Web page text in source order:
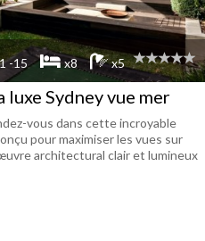
1 -15 x8 x5
Sydney vue mer
vous dans cette incroyable
pour maximiser les vues sur
architectural clair et lumineux